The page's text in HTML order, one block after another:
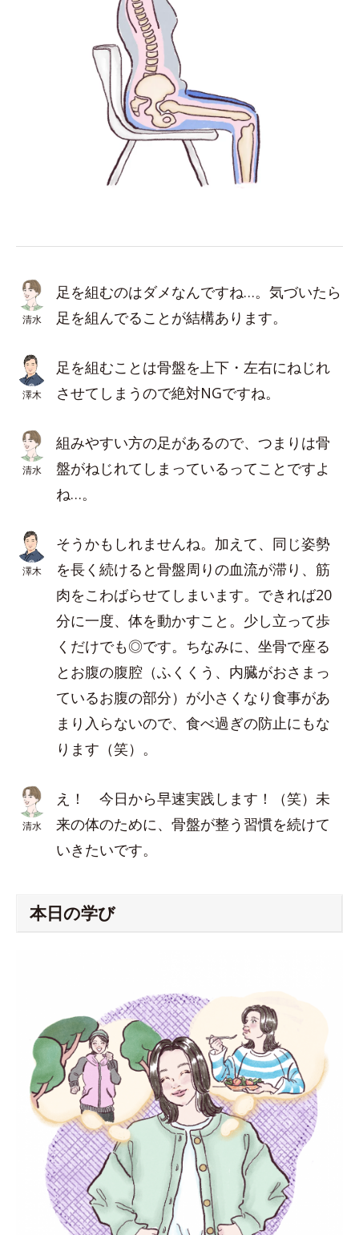
清水
足を組むのはダメなんですね…。気づいたら
足を組んでることが結構あります。
澤木
足を組むことは骨盤を上下・左右にねじれ
させてしまうので絶対NGですね。
清水
組みやすい方の足があるので、つまりは骨
盤がねじれてしまっているってことですよ
ね…。
澤木
そうかもしれませんね。加えて、同じ姿勢
を長く続けると骨盤周りの血流が滞り、筋
肉をこわばらせてしまいます。できれば20
分に一度、体を動かすこと。少し立って歩
くだけでも◎です。ちなみに、坐骨で座る
とお腹の腹腔（ふくくう、内臓がおさまっ
ているお腹の部分）が小さくなり食事があ
まり入らないので、食べ過ぎの防止にもな
ります（笑）。
清水
え！ 今日から早速実践します！（笑）未
来の体のために、骨盤が整う習慣を続けて
いきたいです。
本日の学び